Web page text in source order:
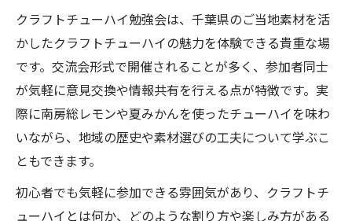
クラフトチューハイ勉強会は、千葉県のご当地素材を活
かしたクラフトチューハイの魅力を体験できる貴重な場
です。交流会形式で開催されることが多く、参加者同士
が気軽に意見交換や情報共有を行える点が特徴です。実
際に南房総レモンや夏みかんを使ったチューハイを味わ
いながら、地域の歴史や素材選びの工夫について学ぶこ
ともできます。
初心者でも気軽に参加できる雰囲気があり、クラフトチ
ューハイとは何か、どのような割り方や楽しみ方がある